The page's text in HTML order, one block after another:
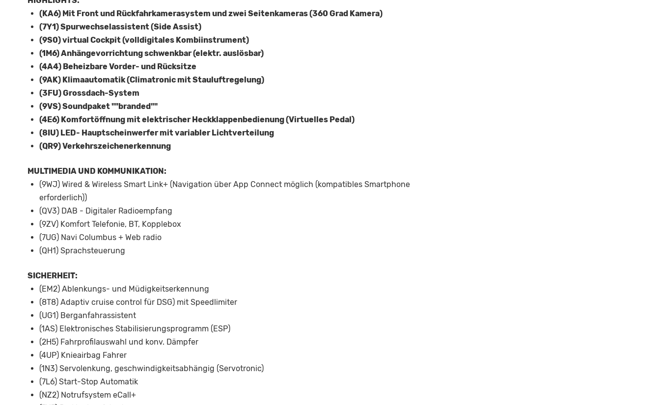
(KA6) Mit Front und Rückfahrkamerasystem und zwei Seitenkameras (360 Grad Kamera)
(7Y1) Spurwechselassistent (Side Assist)
(9S0) virtual Cockpit (volldigitales Kombiinstrument)
(1M6) Anhängevorrichtung schwenkbar (elektr. auslösbar)
(4A4) Beheizbare Vorder- und Rücksitze
(9AK) Klimaautomatik (Climatronic mit Stauluftregelung)
(3FU) Grossdach-System
(9VS) Soundpaket ""branded""
(4E6) Komfortöffnung mit elektrischer Heckklappenbedienung (Virtuelles Pedal)
(8IU) LED- Hauptscheinwerfer mit variabler Lichtverteilung
(QR9) Verkehrszeichenerkennung
MULTIMEDIA UND KOMMUNIKATION:
(9WJ) Wired & Wireless Smart Link+ (Navigation über App Connect möglich (kompatibles Smartphone
erforderlich))
(QV3) DAB - Digitaler Radioempfang
(9ZV) Komfort Telefonie, BT, Kopplebox
(7UG) Navi Columbus + Web radio
(QH1) Sprachsteuerung
SICHERHEIT:
(EM2) Ablenkungs- und Müdigkeitserkennung
(8T8) Adaptiv cruise control für DSG) mit Speedlimiter
(UG1) Berganfahrassistent
(1AS) Elektronisches Stabilisierungsprogramm (ESP)
(2H5) Fahrprofilauswahl und konv. Dämpfer
(4UP) Knieairbag Fahrer
(1N3) Servolenkung, geschwindigkeitsabhängig (Servotronic)
(7L6) Start-Stop Automatik
(NZ2) Notrufsystem eCall+